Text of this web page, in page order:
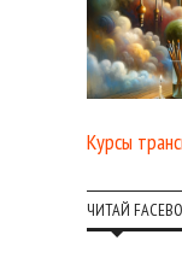
Курсы
ЧИТАЙ